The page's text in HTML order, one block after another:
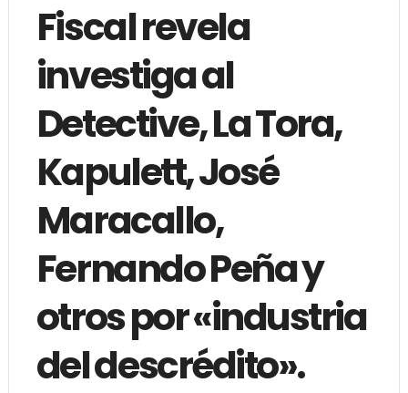
Fiscal revela
investiga al
Detective, La Tora,
Kapulett, José
Maracallo,
Fernando Peña y
otros por «industria
del descrédito».